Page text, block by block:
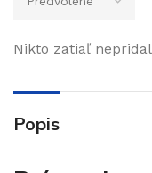
Nikto zatiaľ
Popis